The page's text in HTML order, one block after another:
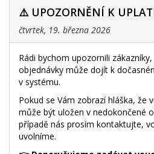
⚠️ UPOZORNĚNÍ K
čtvrtek, 19. března 2026
Rádi bychom upozornili
objednávky může dojít k
v systému.
Pokud se Vám zobrazí hláška, že
může být uložen v nedokončené
případě nás prosím kontaktujte,
uvolníme.